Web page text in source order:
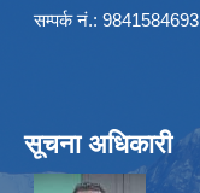
सम्पर्क नं.: 9841584693
सूचना अधिकारी